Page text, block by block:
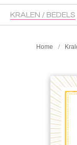
KRALEN / BEDELS
Home